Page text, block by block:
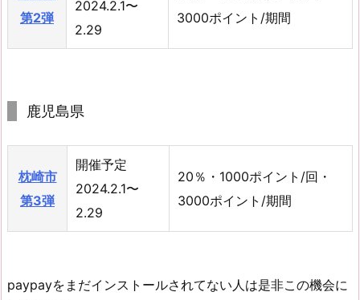
第2弾
2024.2.1〜
2.29
3000ポイント/期間
鹿児島県
枕崎市
第3弾
開催予定
2024.2.1〜
2.29
20％・1000ポイント/回・
3000ポイント/期間
paypayをまだインストールされてない人は是非この機会に